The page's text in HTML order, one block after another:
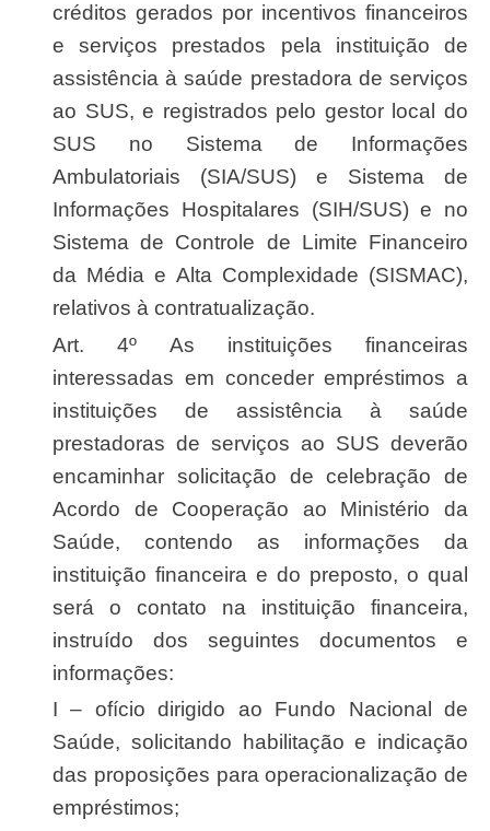
créditos gerados por incentivos financeiros
e serviços prestados pela instituição de
assistência à saúde prestadora de serviços
ao SUS, e registrados pelo gestor local do
SUS no Sistema de Informações
Ambulatoriais (SIA/SUS) e Sistema de
Informações Hospitalares (SIH/SUS) e no
Sistema de Controle de Limite Financeiro
da Média e Alta Complexidade (SISMAC),
relativos à contratualização.
Art. 4º As instituições financeiras
interessadas em conceder empréstimos a
instituições de assistência à saúde
prestadoras de serviços ao SUS deverão
encaminhar solicitação de celebração de
Acordo de Cooperação ao Ministério da
Saúde, contendo as informações da
instituição financeira e do preposto, o qual
será o contato na instituição financeira,
instruído dos seguintes documentos e
informações:
I – ofício dirigido ao Fundo Nacional de
Saúde, solicitando habilitação e indicação
das proposições para operacionalização de
empréstimos;